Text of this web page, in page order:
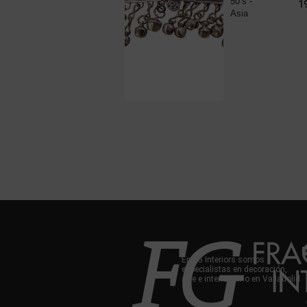
Asia
En FG Interiors somos
especialistas en decoración,
arte e interiorismo en Valladolid.